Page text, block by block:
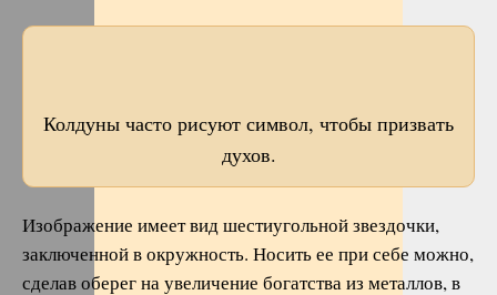
Колдуны часто рисуют символ, чтобы призвать
духов.
Изображение имеет вид шестиугольной звездочки,
заключенной в окружность. Носить ее при себе можно,
сделав оберег на увеличение богатства из металлов, в